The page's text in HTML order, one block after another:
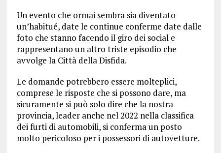
Un evento che ormai sembra sia diventato
un’habitué, date le continue conferme date dalle
foto che stanno facendo il giro dei social e
rappresentano un altro triste episodio che
avvolge la Città della Disfida.
Le domande potrebbero essere molteplici,
comprese le risposte che si possono dare, ma
sicuramente si può solo dire che la nostra
provincia, leader anche nel 2022 nella classifica
dei furti di automobili, si conferma un posto
molto pericoloso per i possessori di autovetture.